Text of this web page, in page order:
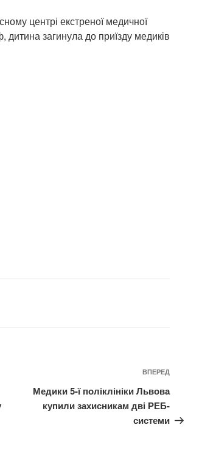
центрі екстреної медичної
загинула до приїзду медиків
Наступний
запис
ВПЕРЕД
Медики 5-ї поліклініки Львова
купили захисникам дві РЕБ-
системи